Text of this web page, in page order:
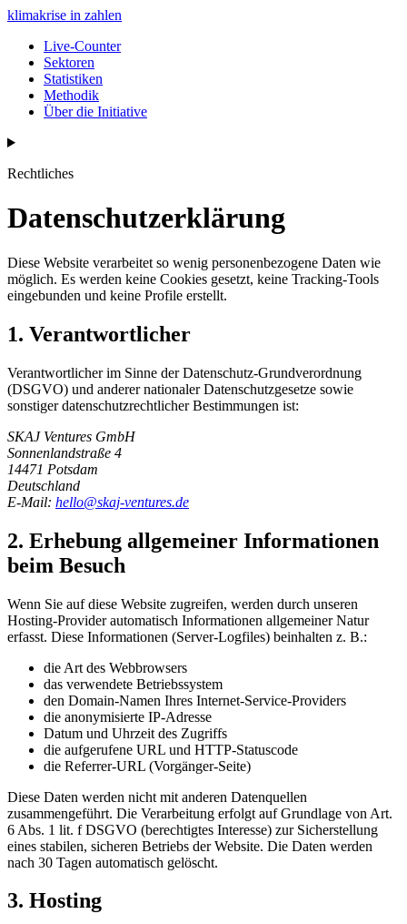
klimakrise in zahlen
Live-Counter
Sektoren
Statistiken
Methodik
Über die Initiative
Rechtliches
Datenschutzerklärung
Diese Website verarbeitet so wenig personenbezogene Daten wie
möglich. Es werden keine Cookies gesetzt, keine Tracking-Tools
eingebunden und keine Profile erstellt.
1. Verantwortlicher
Verantwortlicher im Sinne der Datenschutz-Grundverordnung
(DSGVO) und anderer nationaler Datenschutzgesetze sowie
sonstiger datenschutzrechtlicher Bestimmungen ist:
SKAJ Ventures GmbH
Sonnenlandstraße 4
14471 Potsdam
Deutschland
E-Mail: hello@skaj-ventures.de
2. Erhebung allgemeiner Informationen
beim Besuch
Wenn Sie auf diese Website zugreifen, werden durch unseren
Hosting-Provider automatisch Informationen allgemeiner Natur
erfasst. Diese Informationen (Server-Logfiles) beinhalten z. B.:
die Art des Webbrowsers
das verwendete Betriebssystem
den Domain-Namen Ihres Internet-Service-Providers
die anonymisierte IP-Adresse
Datum und Uhrzeit des Zugriffs
die aufgerufene URL und HTTP-Statuscode
die Referrer-URL (Vorgänger-Seite)
Diese Daten werden nicht mit anderen Datenquellen
zusammengeführt. Die Verarbeitung erfolgt auf Grundlage von Art.
6 Abs. 1 lit. f DSGVO (berechtigtes Interesse) zur Sicherstellung
eines stabilen, sicheren Betriebs der Website. Die Daten werden
nach 30 Tagen automatisch gelöscht.
3. Hosting